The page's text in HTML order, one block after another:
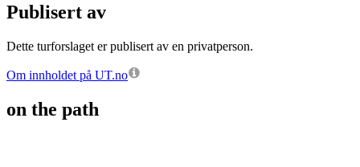
Publisert av
Dette turforslaget er publisert av en privatperson.
Om innholdet på UT.no
on the path